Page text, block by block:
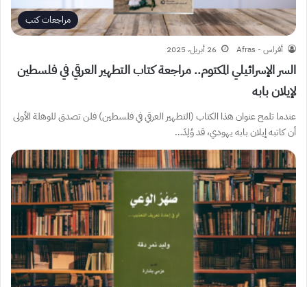
مراجعات كتب
أفراس - Afras 26 أبريل، 2025
السر الإسرائيلي المكتوم.. مراجعة كتاب التطهير العرقي في فلسطين
لإيلان بابه
عندما تلمح عنوان هذا الكتاب (التطهير العرقي في فلسطين) فلن تصدق للوهلة الأولى
أن كاتبه إيلان بابه يهودي، قد وُلِدَ…